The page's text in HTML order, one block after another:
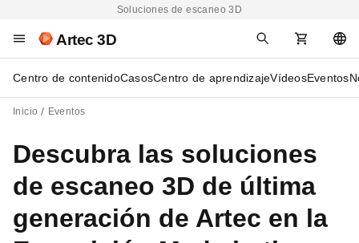
Soluciones de escaneo 3D
Artec 3D
Centro de contenidoCasosCentro de aprendizajeVídeosEventos
Inicio Eventos
Descubra las soluciones
de escaneo 3D de última
generación de Artec en la